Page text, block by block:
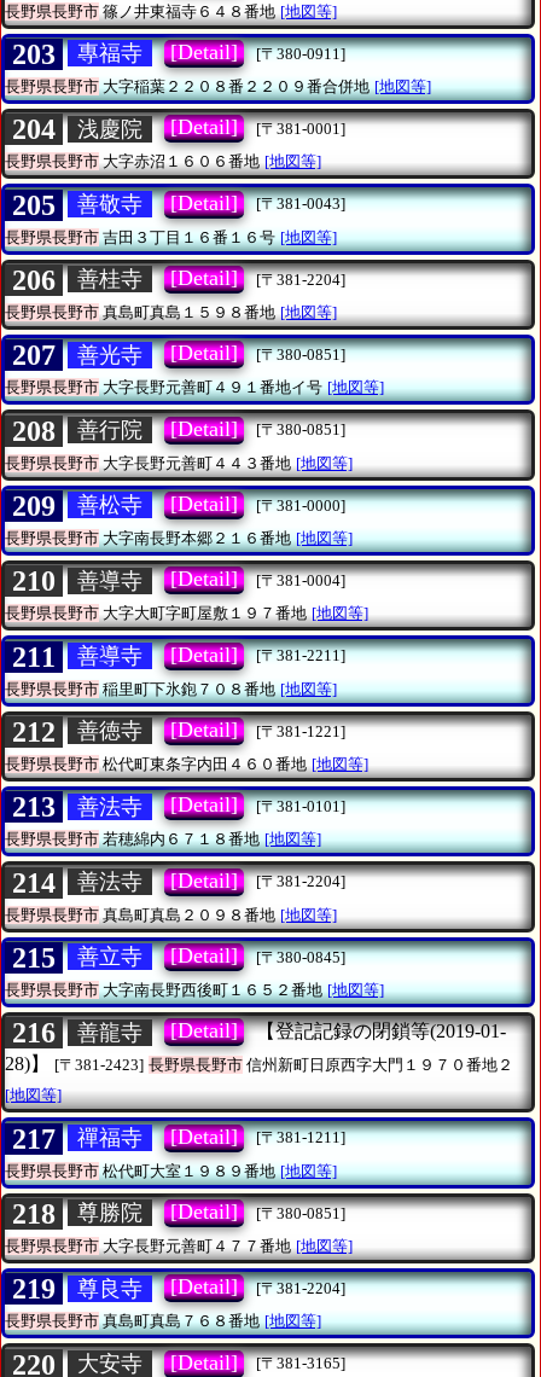
長野県長野市 篠ノ井東福寺６４８番地 [地図等]
203 專福寺 [Detail]
[〒380-0911]
長野県長野市大字稲葉２２０８番２２０９番合併地 [地図等]
204 浅慶院 [Detail]
[〒381-0001]
長野県長野市大字赤沼１６０６番地 [地図等]
205 善敬寺 [Detail]
[〒381-0043]
長野県長野市吉田３丁目１６番１６号 [地図等]
206 善桂寺 [Detail]
[〒381-2204]
長野県長野市 真島町真島１５９８番地 [地図等]
207 善光寺 [Detail]
[〒380-0851]
長野県長野市大字長野元善町４９１番地イ号 [地図等]
208 善行院 [Detail]
[〒380-0851]
長野県長野市 大字長野元善町４４３番地 [地図等]
209 善松寺 [Detail]
[〒381-0000]
長野県長野市大字南長野本郷２１６番地 [地図等]
210 善導寺 [Detail]
[〒381-0004]
長野県長野市大字大町字町屋敷１９７番地 [地図等]
211 善導寺 [Detail]
[〒381-2211]
長野県長野市稲里町下氷鉋７０８番地 [地図等]
212 善徳寺 [Detail]
[〒381-1221]
長野県長野市 松代町東条字内田４６０番地 [地図等]
213 善法寺 [Detail]
[〒381-0101]
長野県長野市若穂綿内６７１８番地 [地図等]
214 善法寺 [Detail]
[〒381-2204]
長野県長野市 真島町真島２０９８番地 [地図等]
215 善立寺 [Detail]
[〒380-0845]
長野県長野市大字南長野西後町１６５２番地 [地図等]
216 善龍寺 [Detail]
【登記記録の閉鎖等(2019-01-
28)】
[〒381-2423] 長野県長野市 信州新町日原西字大門１９７０番地２
[地図等]
217 禪福寺 [Detail]
[〒381-1211]
長野県長野市松代町大室１９８９番地 [地図等]
218 尊勝院 [Detail]
[〒380-0851]
長野県長野市 大字長野元善町４７７番地 [地図等]
219 尊良寺 [Detail]
[〒381-2204]
長野県長野市真島町真島７６８番地 [地図等]
220 大安寺 [Detail] [〒381-3165]